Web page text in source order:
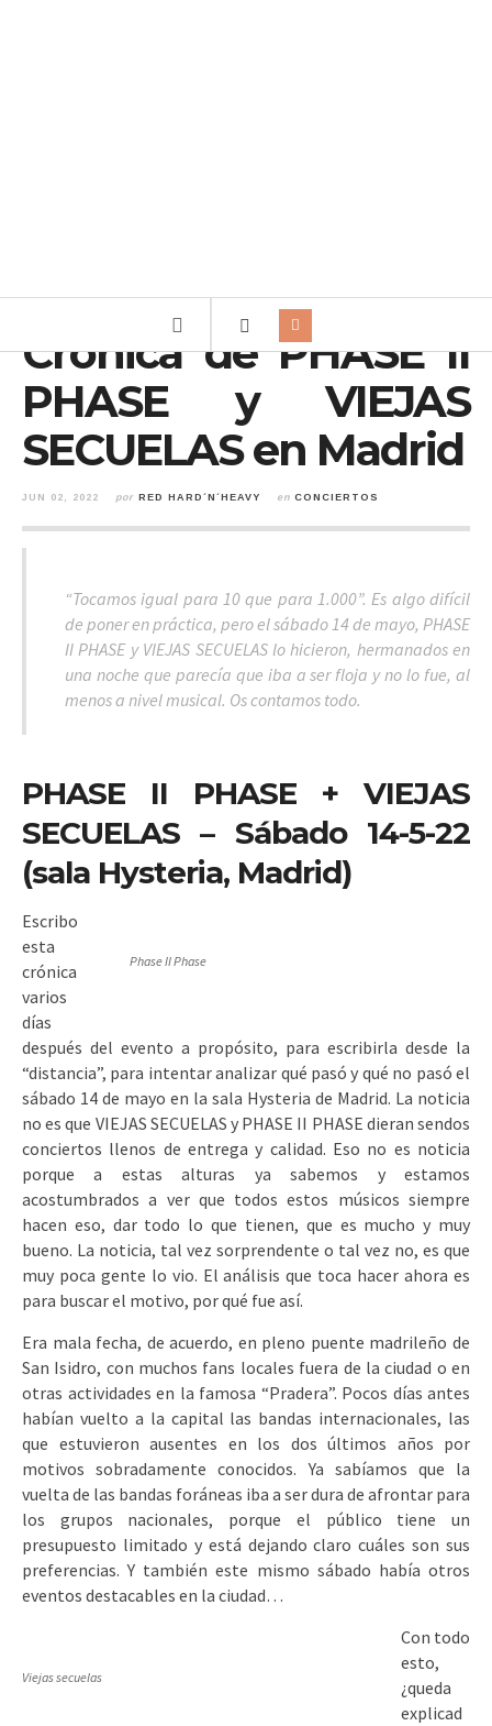
Crónica de PHASE II
PHASE y VIEJAS
SECUELAS en Madrid
JUN 02, 2022 por RED HARD´N´HEAVY en CONCIERTOS
“Tocamos igual para 10 que para 1.000”. Es algo difícil
de poner en práctica, pero el sábado 14 de mayo, PHASE
II PHASE y VIEJAS SECUELAS lo hicieron, hermanados en
una noche que parecía que iba a ser floja y no lo fue, al
menos a nivel musical. Os contamos todo.
PHASE II PHASE + VIEJAS
SECUELAS – Sábado 14-5-22
(sala Hysteria, Madrid)
Phase II Phase
Escribo
esta
crónica
varios
días
después del evento a propósito, para escribirla desde la
“distancia”, para intentar analizar qué pasó y qué no pasó el
sábado 14 de mayo en la sala Hysteria de Madrid. La noticia
no es que VIEJAS SECUELAS y PHASE II PHASE dieran sendos
conciertos llenos de entrega y calidad. Eso no es noticia
porque a estas alturas ya sabemos y estamos
acostumbrados a ver que todos estos músicos siempre
hacen eso, dar todo lo que tienen, que es mucho y muy
bueno. La noticia, tal vez sorprendente o tal vez no, es que
muy poca gente lo vio. El análisis que toca hacer ahora es
para buscar el motivo, por qué fue así.
Era mala fecha, de acuerdo, en pleno puente madrileño de
San Isidro, con muchos fans locales fuera de la ciudad o en
otras actividades en la famosa “Pradera”. Pocos días antes
habían vuelto a la capital las bandas internacionales, las
que estuvieron ausentes en los dos últimos años por
motivos sobradamente conocidos. Ya sabíamos que la
vuelta de las bandas foráneas iba a ser dura de afrontar para
los grupos nacionales, porque el público tiene un
presupuesto limitado y está dejando claro cuáles son sus
preferencias. Y también este mismo sábado había otros
eventos destacables en la ciudad…
Viejas secuelas
Con todo
esto,
¿queda
explicad